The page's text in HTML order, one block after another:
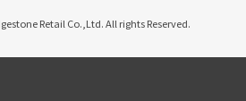
Retail Co.,Ltd. All rights Reserved.